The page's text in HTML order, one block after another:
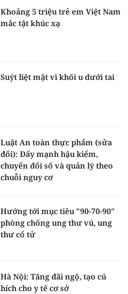
Khoảng 5 triệu trẻ em Việt Nam
mắc tật khúc xạ
Suýt liệt mặt vì khối u dưới tai
Luật An toàn thực phẩm (sửa
đổi): Đẩy mạnh hậu kiểm,
chuyển đổi số và quản lý theo
chuỗi nguy cơ
Hướng tới mục tiêu "90-70-90"
phòng chống ung thư vú, ung
thư cổ tử
Hà Nội: Tăng đãi ngộ, tạo cú
hích cho y tế cơ sở